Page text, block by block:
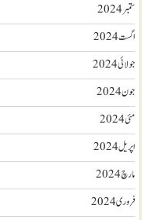
ستمبر 2024
اگست 2024
جولائی 2024
جون 2024
مئی 2024
اپریل 2024
مارچ 2024
فروری 2024